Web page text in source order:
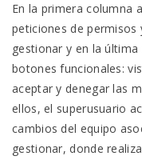
En la primera columna
peticiones de
gestionar y en la
botones funcionales:
aceptar y denegar las
ellos, el superusuario
cambios del equipo
gestionar, donde